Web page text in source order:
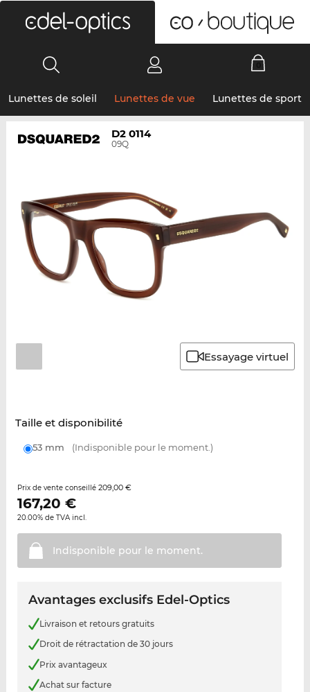
Lunettes de soleil Lunettes de vue Lunettes de sport
D2 0114
09Q
Essayage virtuel
Taille et disponibilité
53 mm (Indisponible pour le moment.)
Prix de vente conseillé 209,00 €
167,20 €
20.00% de TVA incl.
Indisponible pour le moment.
Avantages exclusifs Edel-Optics
Livraison et retours gratuits
Droit de rétractation de 30 jours
Prix avantageux
Achat sur facture